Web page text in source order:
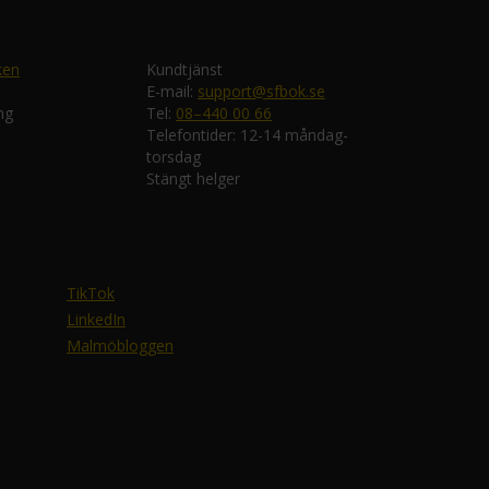
Kundtjänst
E-mail: support@sfbok.se
Tel: 08–440 00 66
Telefontider: 12-14 måndag-
torsdag
Stängt helger
TikTok
LinkedIn
Malmöbloggen